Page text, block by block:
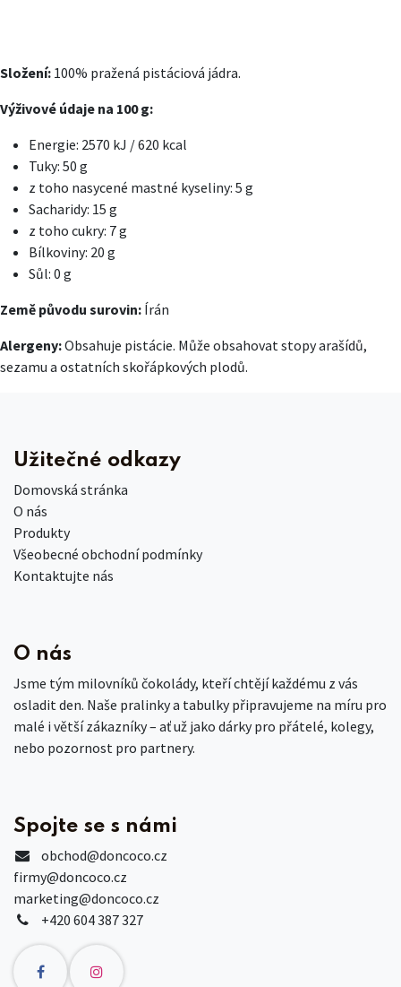
Složení: 100% pražená pistáciová jádra.
Výživové údaje na 100 g:
Energie: 2570 kJ / 620 kcal
Tuky: 50 g
z toho nasycené mastné kyseliny: 5 g
Sacharidy: 15 g
z toho cukry: 7 g
Bílkoviny: 20 g
Sůl: 0 g
Země původu surovin: Írán
Alergeny:Obsahuje pistácie. Může obsahovat stopy arašídů,
sezamu a ostatních skořápkových plodů.
Užitečné odkazy
Domovská stránka
O nás
Produkty
Všeobecné obchodní podmínky
Kontaktujte nás
O nás
Jsme tým milovníků čokolády, kteří chtějí každému z vás
osladit den. Naše pralinky a tabulky připravujeme na míru pro
malé i větší zákazníky – ať už jako dárky pro přátelé, kolegy,
nebo pozornost pro partnery.
Spojte se s námi
obchod@doncoco.cz
firmy@doncoco.cz
marketing@doncoco.cz
+420 604 387 327